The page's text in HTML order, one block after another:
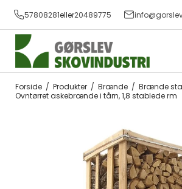
57808281eller20489775
Forside / Produkter / Brænde / Brænde
Ovntørret askebrænde i tårn, 1,8 stablede rm